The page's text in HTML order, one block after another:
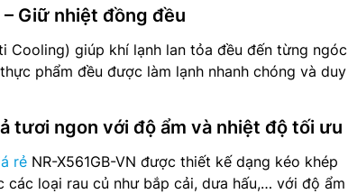
Giữ nhiệt đồng đều
Cooling) giúp khí lạnh lan tỏa đều đến từng ngóc
phẩm đều được làm lạnh nhanh chóng và duy
tươi ngon với độ ẩm và nhiệt độ tối ưu
rẻ NR-X561GB-VN được thiết kế dạng kéo khép
loại rau củ như bắp cải, dưa hấu,… với độ ẩm